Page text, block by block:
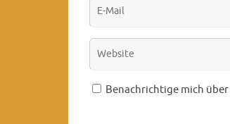
Benachrichtige mich